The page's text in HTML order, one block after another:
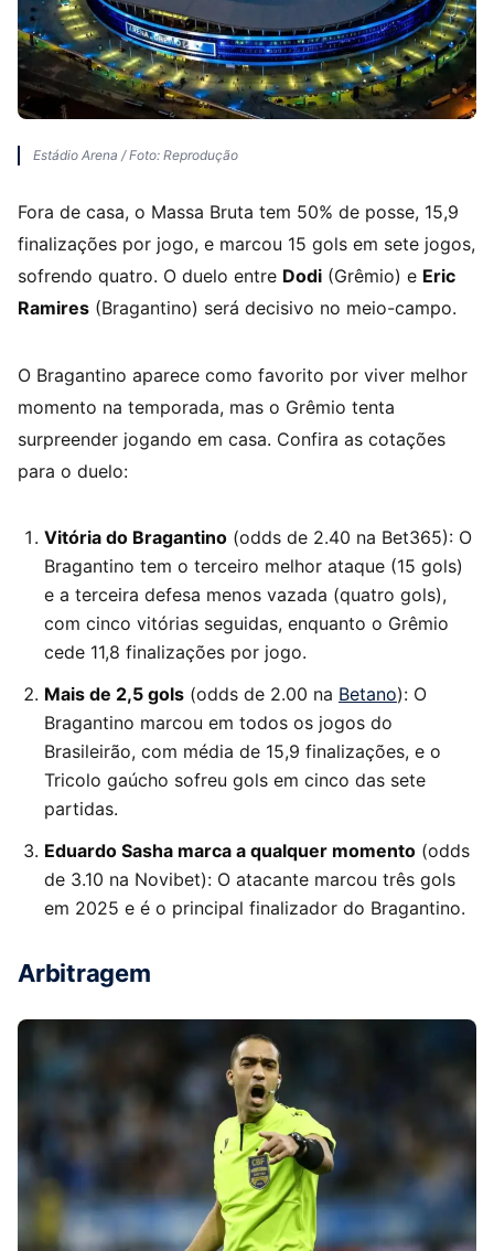
Estádio Arena / Foto: Reprodução
Fora de casa, o Massa Bruta tem 50% de posse, 15,9
finalizações por jogo, e marcou 15 gols em sete jogos,
sofrendo quatro. O duelo entre Dodi (Grêmio) e Eric
Ramires (Bragantino) será decisivo no meio-campo.
O Bragantino aparece como favorito por viver melhor
momento na temporada, mas o Grêmio tenta
surpreender jogando em casa. Confira as cotações
para o duelo:
Vitória do Bragantino (odds de 2.40 na Bet365): O
Bragantino tem o terceiro melhor ataque (15 gols)
e a terceira defesa menos vazada (quatro gols),
com cinco vitórias seguidas, enquanto o Grêmio
cede 11,8 finalizações por jogo.
Mais de 2,5 gols (odds de 2.00 na Betano): O
Bragantino marcou em todos os jogos do
Brasileirão, com média de 15,9 finalizações, e o
Tricolo gaúcho sofreu gols em cinco das sete
partidas.
Eduardo Sasha marca a qualquer momento (odds
de 3.10 na Novibet): O atacante marcou três gols
em 2025 e é o principal finalizador do Bragantino.
Arbitragem